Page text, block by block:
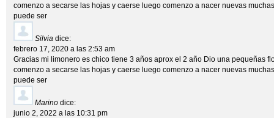
comenzo a secarse las hojas y caerse luego comenzo a nacer nuevas
puede ser
Silvia dice:
febrero 17, 2020 a las 2:53 am
Gracias mi limonero es chico tiene 3 años aprox el 2 año Dio una pequeñas
comenzo a secarse las hojas y caerse luego comenzo a nacer nuevas
puede ser
Marino dice:
junio 2, 2022 a las 10:31 pm